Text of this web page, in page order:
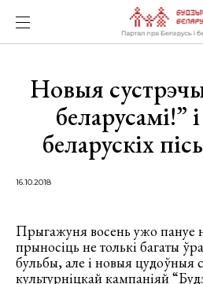
Новыя
беларусамі!”
беларускіх
16.10.2018
Прыгажуня восень ужо пануе
прыносіць не толькі багаты
бульбы, але і новыя цудоўныя
культурніцкай кампаніяй